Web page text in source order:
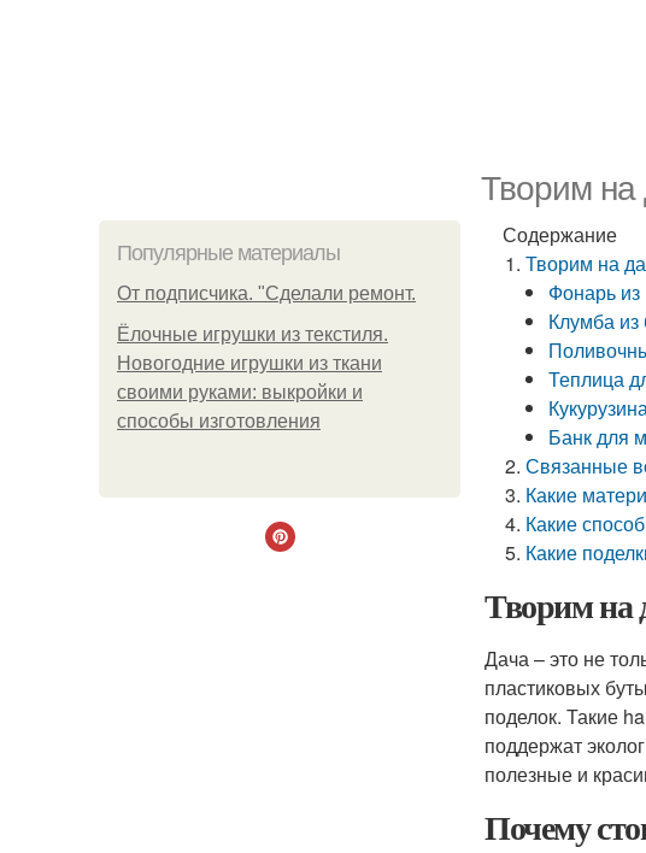
Творим на
Популярные материалы
От подписчика. "Сделали ремонт.
Ёлочные игрушки из текстиля.
Новогодние игрушки из ткани
своими руками: выкройки и
способы изготовления
Содержание
Творим на
Фонарь из
Клумба из
Теплица
Банк для
Связанные
Какие
Какие
Какие
Творим на
Дача – это не
пластиковых
поделок. Такие
поддержат
полезные и
Почему